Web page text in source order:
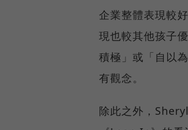
企業整體表現較
現也較其他孩子
積極」或「自以
有觀念。
除此之外，